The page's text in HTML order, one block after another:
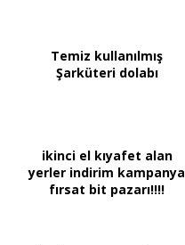
Temiz kullanılmış
Şarküteri dolabı
ikinci el kıyafet alan
yerler indirim kampanya
fırsat bit pazarı!!!!